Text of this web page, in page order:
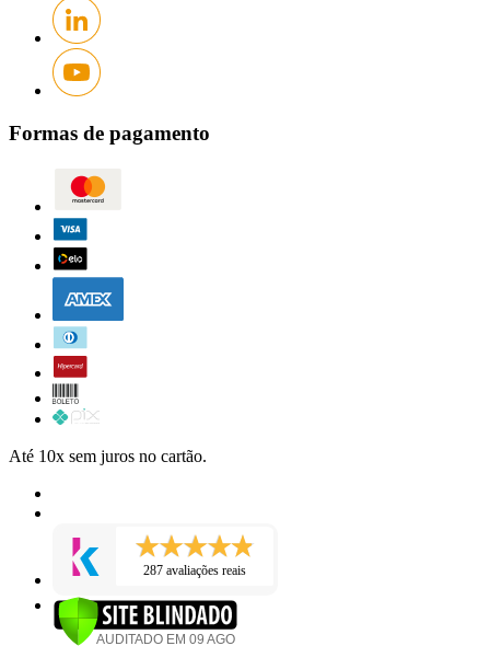
Formas de pagamento
Até 10x sem juros no cartão.
287 avaliações reais